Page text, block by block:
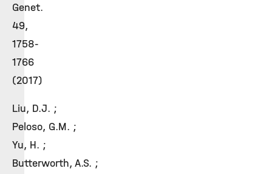
Genet.
49,
1758-
1766
(2017)
Liu, D.J. ;
Peloso, G.M. ;
Yu, H. ;
Butterworth, A.S. ;